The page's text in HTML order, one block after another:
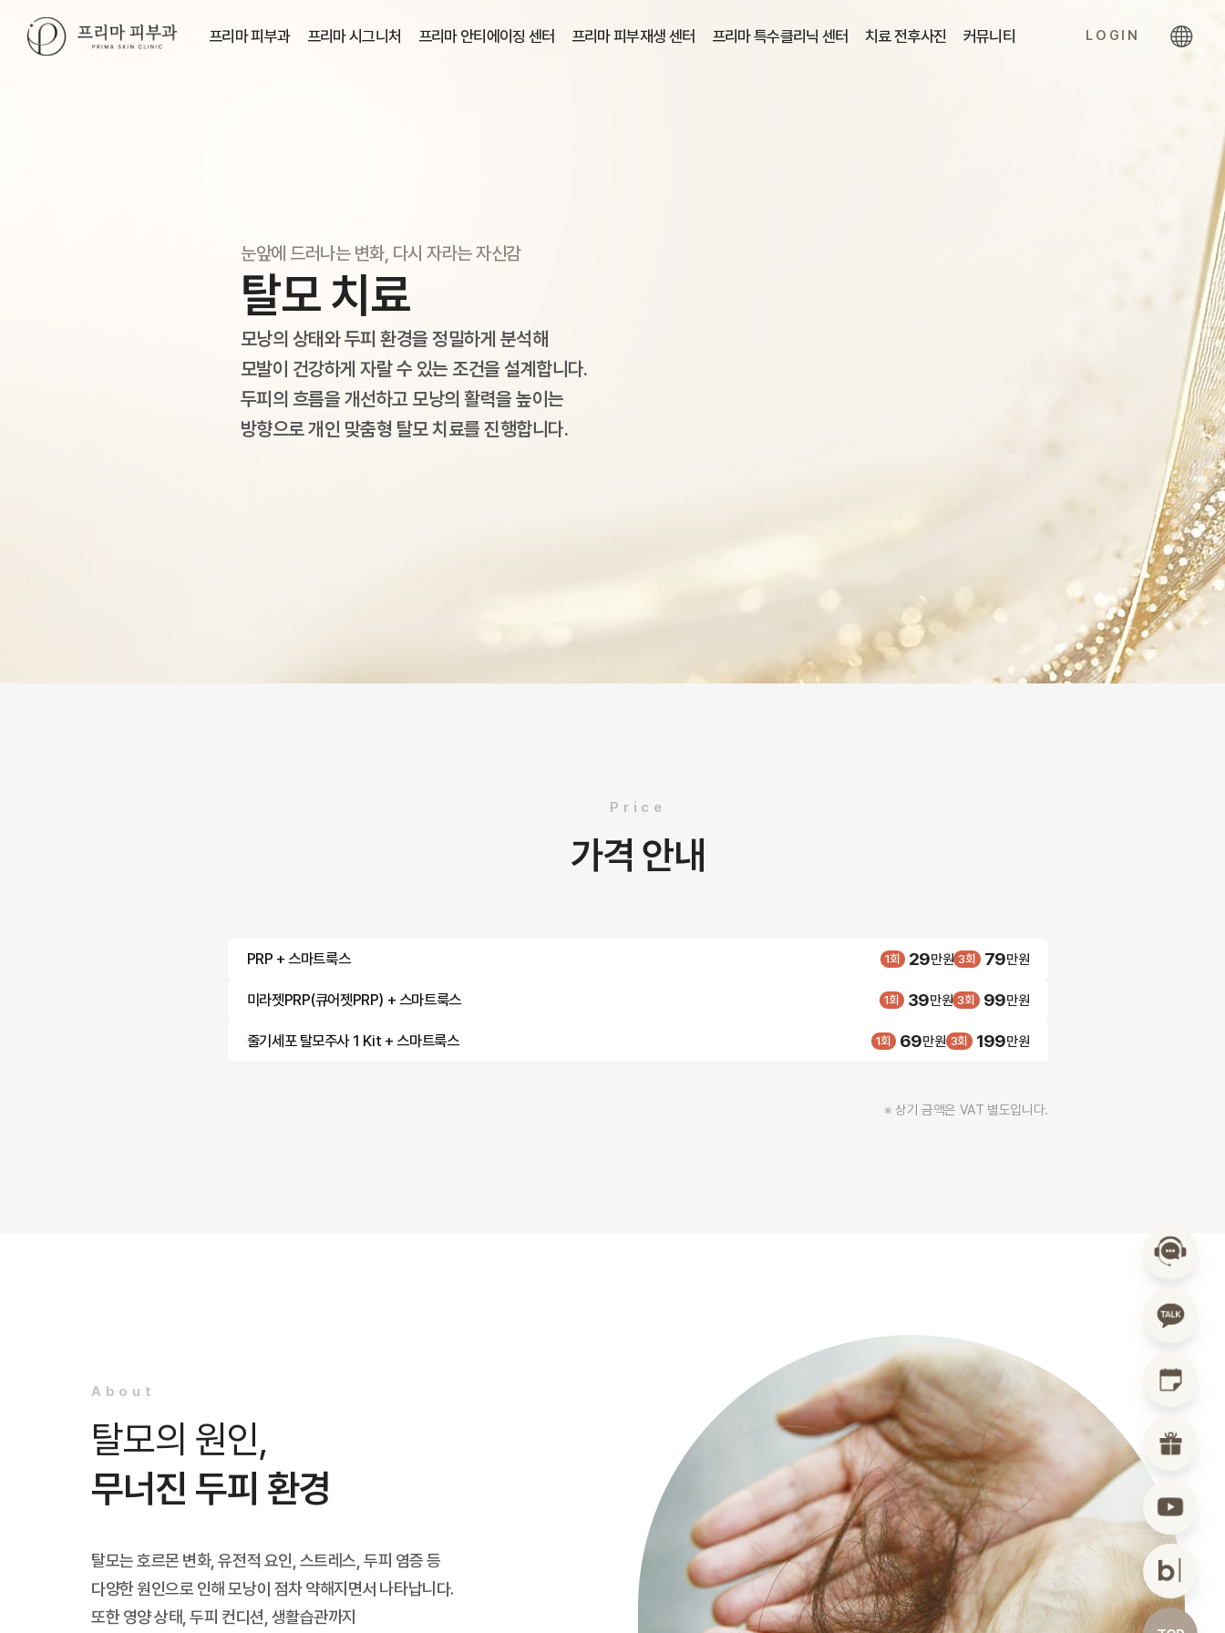
프리마 피부과 프리마 시그니처 프리마 안티에이징 센터 프리마 피부재생 센터 프리마 특수클리닉 센터 치료 전후사진 커뮤니티 LOGIN
눈앞에 드러나는 변화, 다시 자라는 자신감
탈모 치료
모낭의 상태와 두피 환경을 정밀하게 분석해
모발이 건강하게 자랄 수 있는 조건을 설계합니다.
두피의 흐름을 개선하고 모낭의 활력을 높이는
방향으로 개인 맞춤형 탈모 치료를 진행합니다.
Price
가격 안내
PRP + 스마트룩스 1회 29만원 3회 79만원
미라젯PRP(큐어젯PRP) + 스마트룩스 1회 39만원 3회 99만원
줄기세포 탈모주사 1 Kit + 스마트룩스 1회 69만원 3회 199만원
※ 상기 금액은 VAT 별도입니다.
About
탈모의 원인,
무너진 두피 환경
탈모는 호르몬 변화, 유전적 요인, 스트레스, 두피 염증 등
다양한 원인으로 인해 모낭이 점차 약해지면서 나타납니다.
또한 영양 상태, 두피 컨디션, 생활습관까지